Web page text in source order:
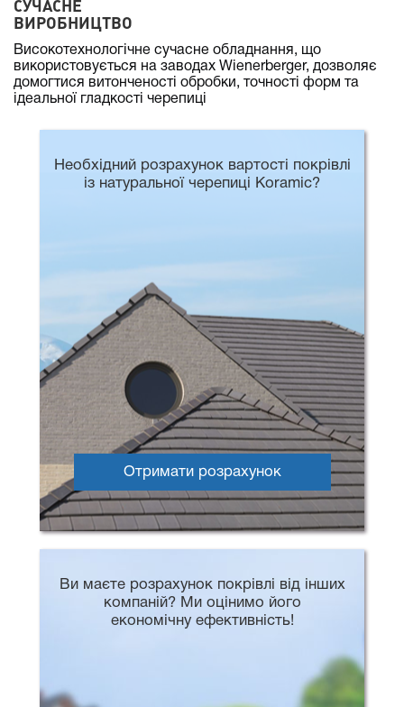
СУЧАСНЕ
ВИРОБНИЦТВО
Високотехнологічне сучасне обладнання, що
використовується на заводах Wienerberger, дозволяє
домогтися витонченості обробки, точності форм та
ідеальної гладкості черепиці
Необхідний розрахунок вартості покрівлі
із натуральної черепиці Koramic?
Отримати розрахунок
Ви маєте розрахунок покрівлі від інших
компаній? Ми оцінимо його
економічну ефективність!